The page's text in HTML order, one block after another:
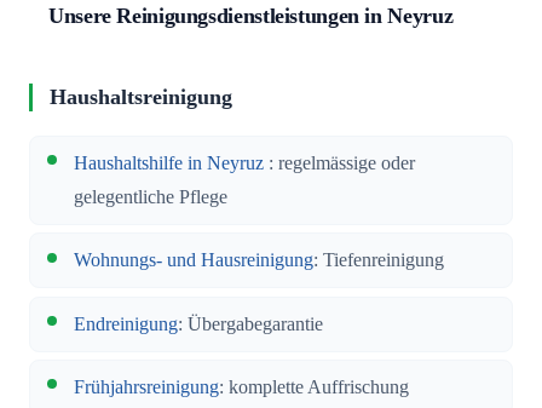
Unsere Reinigungsdienstleistungen in Neyruz
Haushaltsreinigung
Haushaltshilfe in Neyruz : regelmässige oder
gelegentliche Pflege
Wohnungs- und Hausreinigung: Tiefenreinigung
Endreinigung: Übergabegarantie
Frühjahrsreinigung: komplette Auffrischung